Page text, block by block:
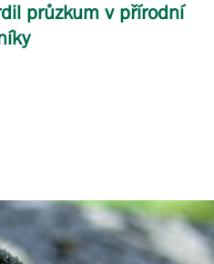
průzkum v přírodní